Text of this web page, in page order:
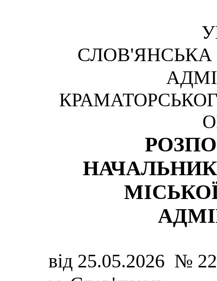
СЛОВ'ЯНСЬКА
від 25.05.2026 №